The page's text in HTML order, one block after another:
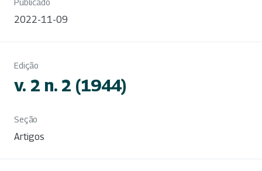
2022-11-09
Edição
v. 2 n. 2 (1944)
Seção
Artigos